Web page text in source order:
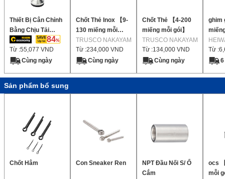
Thiết Bị Cân Chỉnh
Bằng Chịu Tải
Trọng Cao Bằng
Cao Su Chống
Trượt
84
Từ :55,077 VND
Cùng ngày
Chốt Thẻ Inox 【9-
130 miếng mỗi
gói】
TRUSCO NAKAYAMA
Từ :234,000 VND
Cùng ngày
Chốt Thẻ 【4-200
miếng mỗi gói】
TRUSCO NAKAYAMA
Từ :134,000 VND
Cùng ngày
ghim
Từ :
Sản phẩm bổ sung
Chốt Hâm Con Sneaker Ren
NPT Đầu Nối S/ Ổ
Cắm
ocs
mỗi